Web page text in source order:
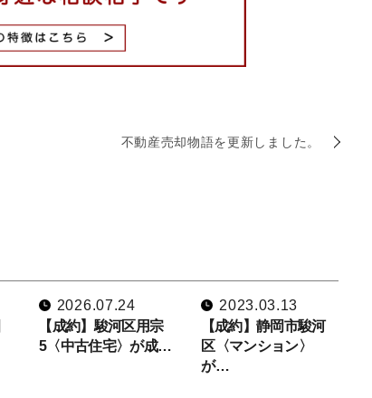
不動産売却物語を更新しました。
2026.07.24
【成約】駿河区用宗
5〈中古住宅〉が成…
2023.03.13
【成約】静岡市駿河
区〈マンション〉
が…